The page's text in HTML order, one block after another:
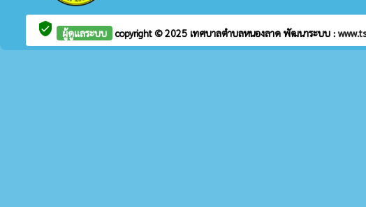
verified_user ผู้ดูแลระบบ copyright © 2025 เทศบาลตำบลหนองลาด พัฒนาระบบ :